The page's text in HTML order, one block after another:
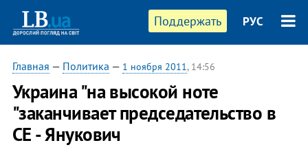
Поддержать РУС
Главная — Политика — 1 ноября 2011, 14:56
Украина "на высокой ноте
"заканчивает председательство в
СЕ - Янукович